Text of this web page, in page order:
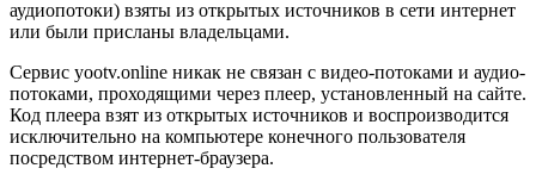
аудиопотоки) взяты из открытых источников в сети интернет
или были присланы владельцами.
Сервис yootv.online никак не связан с видео-потоками и аудио-
потоками, проходящими через плеер, установленный на сайте.
Код плеера взят из открытых источников и воспроизводится
исключительно на компьютере конечного пользователя
посредством интернет-браузера.